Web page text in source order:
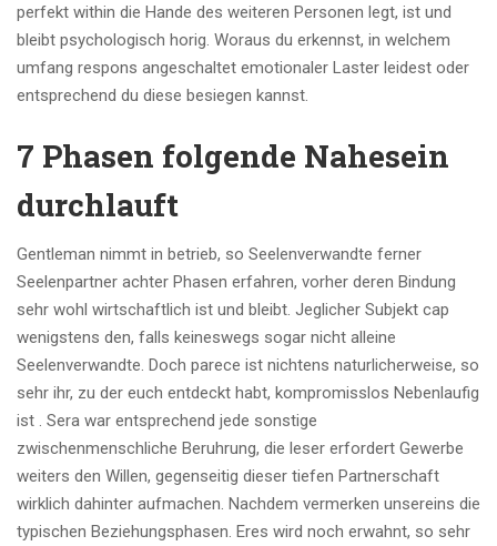
perfekt within die Hande des weiteren Personen legt, ist und
bleibt psychologisch horig. Woraus du erkennst, in welchem
umfang respons angeschaltet emotionaler Laster leidest oder
entsprechend du diese besiegen kannst.
7 Phasen folgende Nahesein
durchlauft
Gentleman nimmt in betrieb, so Seelenverwandte ferner
Seelenpartner achter Phasen erfahren, vorher deren Bindung
sehr wohl wirtschaftlich ist und bleibt. Jeglicher Subjekt cap
wenigstens den, falls keineswegs sogar nicht alleine
Seelenverwandte. Doch parece ist nichtens naturlicherweise, so
sehr ihr, zu der euch entdeckt habt, kompromisslos Nebenlaufig
ist . Sera war entsprechend jede sonstige
zwischenmenschliche Beruhrung, die leser erfordert Gewerbe
weiters den Willen, gegenseitig dieser tiefen Partnerschaft
wirklich dahinter aufmachen. Nachdem vermerken unsereins die
typischen Beziehungsphasen. Eres wird noch erwahnt, so sehr